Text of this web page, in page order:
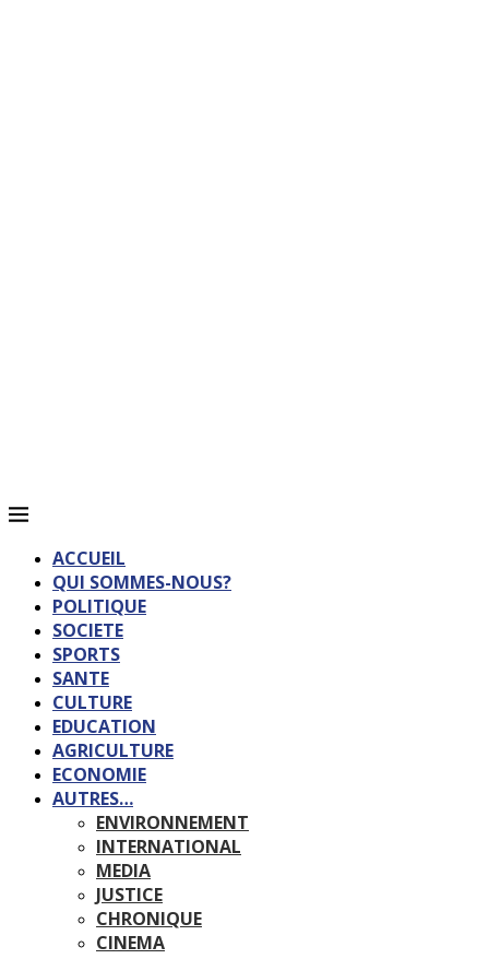
ACCUEIL
QUI SOMMES-NOUS?
POLITIQUE
SOCIETE
SPORTS
SANTE
CULTURE
EDUCATION
AGRICULTURE
ECONOMIE
AUTRES…
ENVIRONNEMENT
INTERNATIONAL
MEDIA
JUSTICE
CHRONIQUE
CINEMA